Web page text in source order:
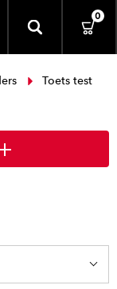
0
Toets test